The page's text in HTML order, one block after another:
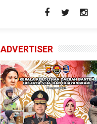
ADVERTISER